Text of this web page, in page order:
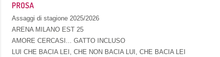
PROSA
Assaggi di stagione 2025/2026
ARENA MILANO EST 25
AMORE CERCASI... GATTO INCLUSO
LUI CHE BACIA LEI, CHE NON BACIA LUI, CHE BACIA LEI